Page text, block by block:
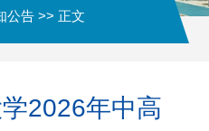
公告 >> 正文
2026年中高